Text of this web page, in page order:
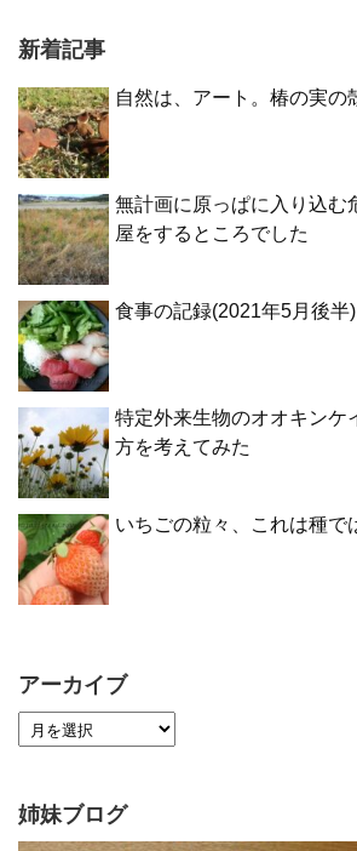
新着記事
自然は、アート。椿の実の
無計画に原っぱに入り込む
屋をするところでした
食事の記録(2021年5月後半)
特定外来生物のオオキンケ
方を考えてみた
いちごの粒々、これは種で
アーカイブ
姉妹ブログ